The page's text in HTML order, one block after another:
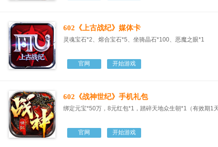
602《上古战纪》媒体卡
灵魂宝石*2、熔合宝石*5、坐骑晶石*100、恶魔之眼*1
官网 开始游戏
602《战神世纪》手机礼包
绑定元宝*50万，8元红包*1，踏碎天地众生朝*1（有效期1
官网 开始游戏